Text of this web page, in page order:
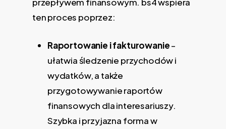
ten proces poprzez:
Raportowanie i fakturowanie–
ułatwia śledzenie przychodów i
wydatków, a także
przygotowywanie raportów
finansowych dla interesariuszy.
Szybka i przyjazna forma w